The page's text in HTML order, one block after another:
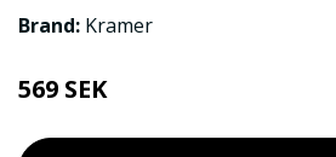
Brand: Kramer
569 SEK